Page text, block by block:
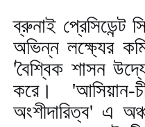
ব্রুনাই প্রেসিডেন্ট
অভিন্ন লক্ষ্যের
'বৈশ্বিক শাসন
করে। '
অংশীদারিত্ব' এ